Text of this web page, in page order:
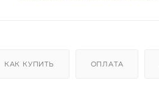
КАК КУПИТЬ ОПЛАТА